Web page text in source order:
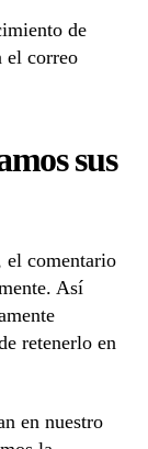
de
el correo
sus
el comentario
Así
retenerlo en
en nuestro